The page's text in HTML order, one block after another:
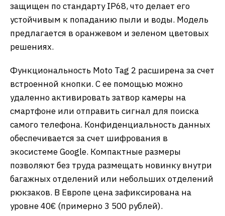
защищен по стандарту IP68, что делает его
устойчивым к попаданию пыли и воды. Модель
предлагается в оранжевом и зеленом цветовых
решениях.
Функциональность Moto Tag 2 расширена за счет
встроенной кнопки. С ее помощью можно
удаленно активировать затвор камеры на
смартфоне или отправить сигнал для поиска
самого телефона. Конфиденциальность данных
обеспечивается за счет шифрования в
экосистеме Google. Компактные размеры
позволяют без труда размещать новинку внутри
багажных отделений или небольших отделений
рюкзаков. В Европе цена зафиксирована на
уровне 40€ (примерно 3 500 рублей).